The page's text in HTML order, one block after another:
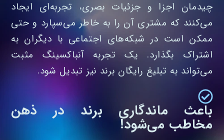
چیدمان اجزا و جزئیات بصری، تجربه‌ای ایجاد
می‌کنند که مشتری آن را به خاطر می‌سپارد و حتی
ممکن است در شبکه‌های اجتماعی با دیگران به
اشتراک بگذارد. یک تجربه آنباکسینگ مثبت
می‌تواند به تبلیغ رایگان برند نیز تبدیل شود.
باعث ماندگاری برند در ذهن
مخاطب می‌شود!